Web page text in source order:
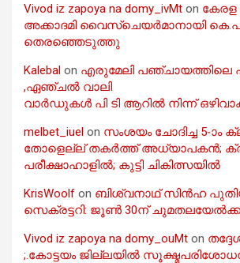
Vivod iz zapoya na domy_ivMt on കേരള
അക്കാദമി വൈസ്ചെയർമാനായി
തെരഞ്ഞെടുത്തു
Kalebal on എരുമേലി പഞ്ചായത്തിലെ
,ഏഞ്ചൽ വാലി
വാർഡുകൾ പി ടി ആറിൽ നിന്ന്
melbet_iuel on സംശയം ചോദിച്ച 5-ാം
തോളെല്ല് തകർത്ത് അധ്യാപകൻ;
പരീക്ഷാഹാളിൽ; കുട്ടി ചികിത്സയിൽ
KrisWoolf on ബിശ്വനാഥ് സിൻഹ
സെക്രട്ടറി: ജൂൺ 30ന്
Vivod iz zapoya na domy_ouMt on
;.കോട്ടയം ജില്ലയിൽ